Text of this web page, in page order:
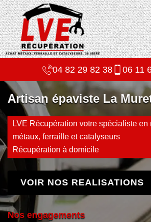
04 82 29 82 38 06 11
Artisan épaviste La
LVE Récupération votre spécialiste en
métaux, ferraille et catalyseurs
Récupération à domicile
VOIR NOS REALISATIONS
Nos engagements